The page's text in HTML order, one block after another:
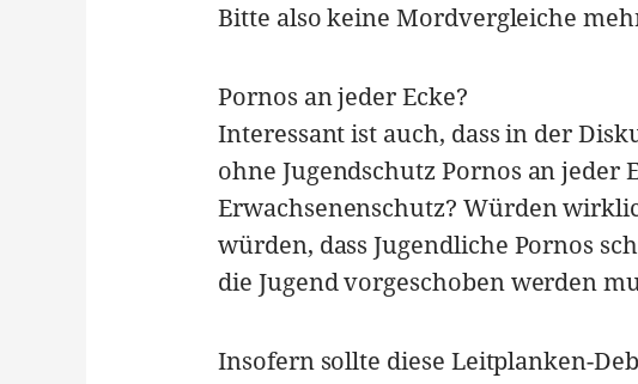
Bitte also keine Mordvergleiche
Pornos an jeder Ecke?
Interessant ist auch, dass in der
ohne Jugendschutz Pornos an jeder
Erwachsenenschutz? Würden
würden, dass Jugendliche Pornos
die Jugend vorgeschoben werden
Insofern sollte diese Leitplanken-